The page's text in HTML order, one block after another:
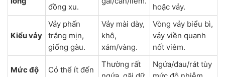
đồng xu.
hoặc vảy.
Kiểu vảy
Vảy phấn
trắng mịn,
giống gàu.
Vảy mài dày,
khô,
xám/vàng.
Vòng vảy biểu bì,
vảy viền quanh
nốt viêm.
Mức độ
Có thể ít đến
Thường rất
Ngứa/đau/rát tùy